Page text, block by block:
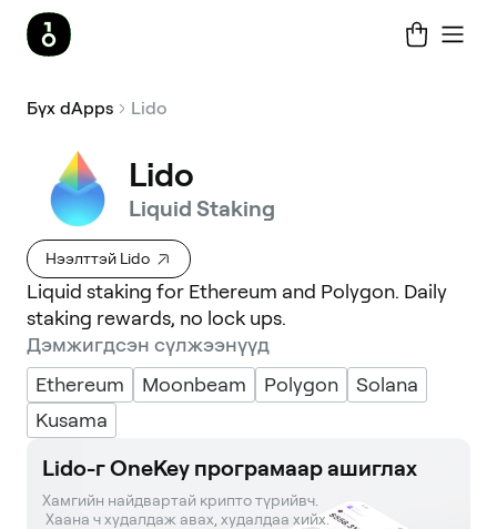
Бүх dApps Lido
Lido
Liquid Staking
Нээлттэй Lido
Liquid staking for Ethereum and Polygon. Daily
staking rewards, no lock ups.
Дэмжигдсэн сүлжээнүүд
Ethereum
Moonbeam Polygon
Solana
Kusama
Lido-г OneKey програмаар ашиглах
Хамгийн найдвартай крипто түрийвч.
Хаана ч худалдаж авах, худалдаа хийх.